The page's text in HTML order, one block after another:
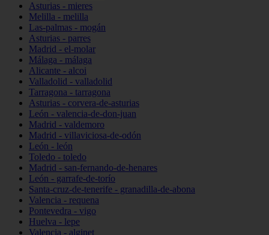
Asturias - mieres
Melilla - melilla
Las-palmas - mogán
Asturias - parres
Madrid - el-molar
Málaga - málaga
Alicante - alcoi
Valladolid - valladolid
Tarragona - tarragona
Asturias - corvera-de-asturias
León - valencia-de-don-juan
Madrid - valdemoro
Madrid - villaviciosa-de-odón
León - león
Toledo - toledo
Madrid - san-fernando-de-henares
León - garrafe-de-torío
Santa-cruz-de-tenerife - granadilla-de-abona
Valencia - requena
Pontevedra - vigo
Huelva - lepe
Valencia - alginet